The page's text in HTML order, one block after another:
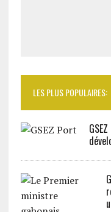
LES PLUS POPULAIRES: